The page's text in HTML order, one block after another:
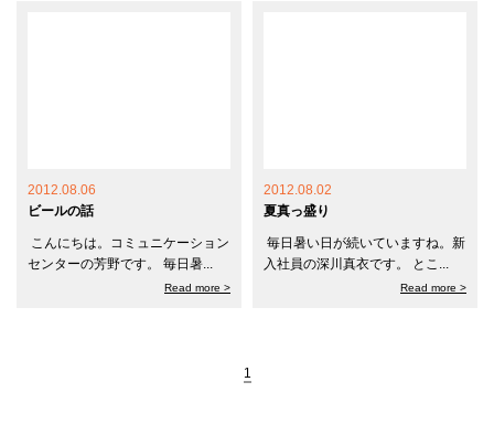
2012.08.06
ビールの話
こんにちは。コミュニケーション
センターの芳野です。 毎日暑...
Read more >
2012.08.02
夏真っ盛り
毎日暑い日が続いていますね。新
入社員の深川真衣です。 とこ...
Read more >
1